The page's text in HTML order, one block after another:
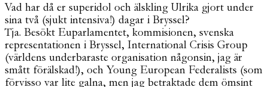
Vad har då er superidol och älskling Ulrika gjort under
sina två (sjukt intensiva!) dagar i Bryssel?
Tja. Besökt Euparlamentet, kommisionen, svenska
representationen i Bryssel, International Crisis Group
(världens underbaraste organisation någonsin, jag är
smått förälskad!), och Young European Federalists (som
förvisso var lite galna, men jag betraktade dem ömsint